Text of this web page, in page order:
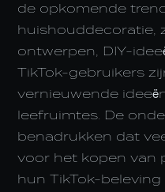
de opkomende
huishouddecoratie,
ontwerpen, DIY-
TikTok-gebruikers
vernieuwende
leefruimtes. De
benadrukken dat
voor het kopen van
hun TikTok-